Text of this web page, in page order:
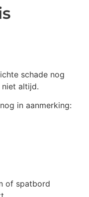
schade nog
altijd.
in aanmerking:
of spatbord